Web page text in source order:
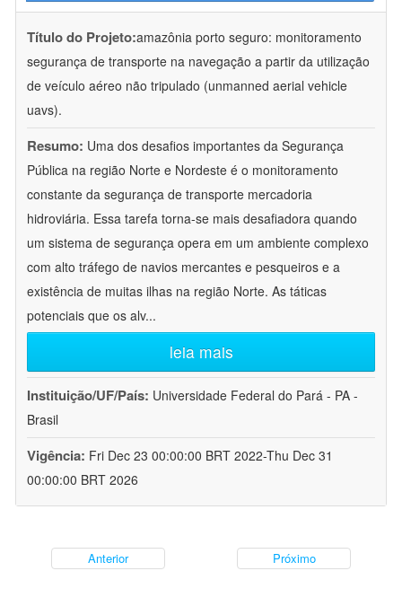
Título do Projeto:amazônia porto seguro: monitoramento
segurança de transporte na navegação a partir da utilização
de veículo aéreo não tripulado (unmanned aerial vehicle
uavs).
Resumo: Uma dos desafios importantes da Segurança
Pública na região Norte e Nordeste é o monitoramento
constante da segurança de transporte mercadoria
hidroviária. Essa tarefa torna-se mais desafiadora quando
um sistema de segurança opera em um ambiente complexo
com alto tráfego de navios mercantes e pesqueiros e a
existência de muitas ilhas na região Norte. As táticas
potenciais que os alv...
leia mais
Instituição/UF/País: Universidade Federal do Pará - PA -
Brasil
Vigência: Fri Dec 23 00:00:00 BRT 2022-Thu Dec 31
00:00:00 BRT 2026
Anterior Próximo